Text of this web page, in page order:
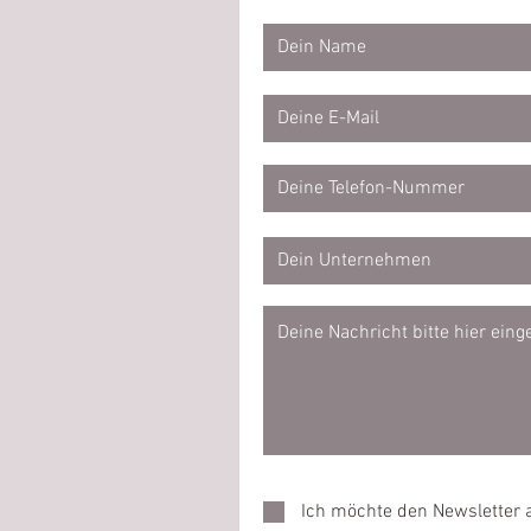
Ich möchte den Newsletter